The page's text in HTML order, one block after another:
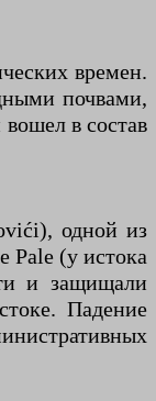
времен.
почвами,
в состав
одной из
Pale (у истока
и защищали
Падение